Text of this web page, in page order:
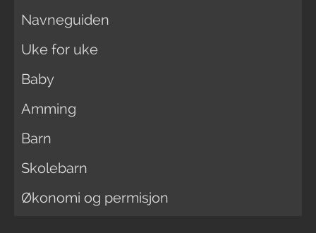
Navneguiden
Uke for uke
Baby
Amming
Barn
Skolebarn
Økonomi og permisjon